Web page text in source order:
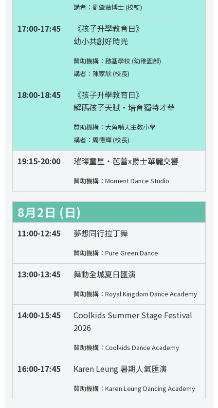
講者：劉肇薇博士 (校監)
17:00-17:45
《孩子升學教育日》
幼小共創好時光
贊助機構：啟基學校 (幼稚園部)
講者：陳家欣 (校長)
18:00-18:45
《孩子升學教育日》
解碼孩子天賦‧培育獨特才華
贊助機構：大角嘴天主教小學
講者：周德輝 (校長)
19:15-20:00 璀璨童星‧芭蕾x爵士華麗交響
贊助機構：Moment Dance Studio
8月2日 (日)
11:00-12:45 夢想同行拉丁舞
贊助機構：Pure Green Dance
13:00-13:45 舞動全城夏日匯演
贊助機構：Royal Kingdom Dance Academy
14:00-15:45
Coolkids Summer Stage Festival
2026
贊助機構：Coolkids Dance Academy
16:00-17:45 Karen Leung 暑期人氣匯演
贊助機構：Karen Leung Dancing Academy